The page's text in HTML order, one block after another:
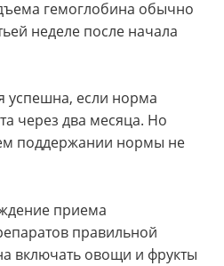
гемоглобина обычно
неделе после начала
успешна, если норма
через два месяца. Но
поддержании нормы не
приема
правильной
включать овощи и фрукты